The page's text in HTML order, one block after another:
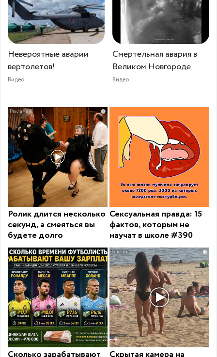
Невероятные аварии
вертолетов!
Видео
Смертельная авария в
Великом Новгороде
Видео
i
Ролик длится несколько
секунд, а смеяться вы
будете долго
Сексуальная правда: 15
фактов, которым не
научат в школе #390
i